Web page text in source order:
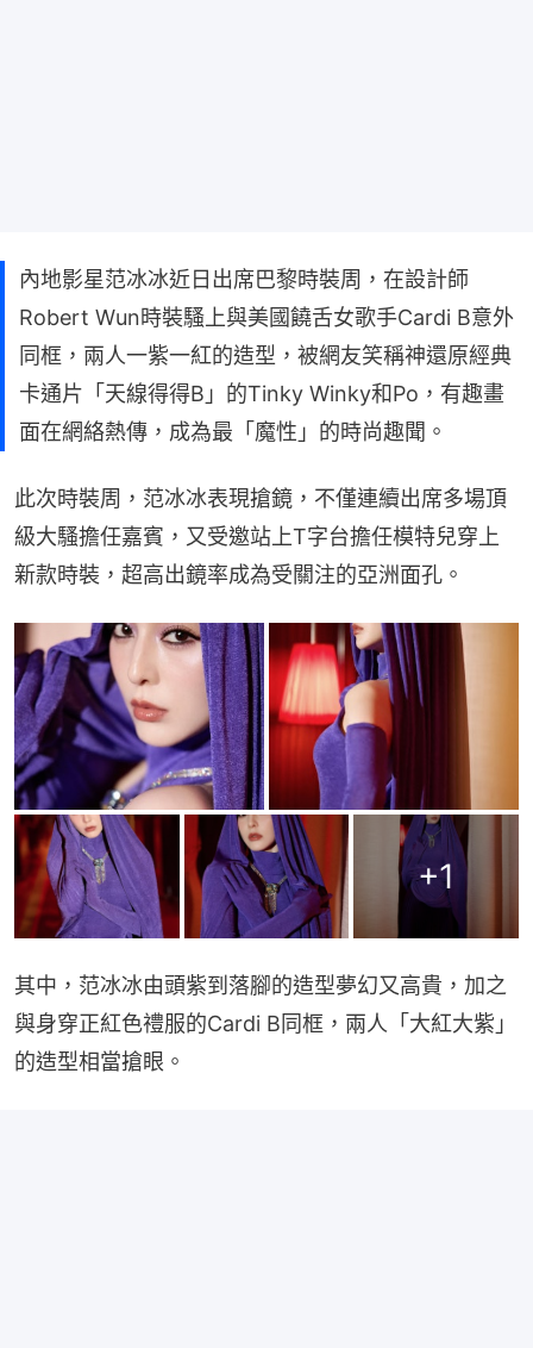
內地影星范冰冰近日出席巴黎時裝周，在設計師
Robert Wun時裝騷上與美國饒舌女歌手Cardi B意外
同框，兩人一紫一紅的造型，被網友笑稱神還原經典
卡通片「天線得得B」的Tinky Winky和Po，有趣畫
面在網絡熱傳，成為最「魔性」的時尚趣聞。
此次時裝周，范冰冰表現搶鏡，不僅連續出席多場頂
級大騷擔任嘉賓，又受邀站上T字台擔任模特兒穿上
新款時裝，超高出鏡率成為受關注的亞洲面孔。
+1
其中，范冰冰由頭紫到落腳的造型夢幻又高貴，加之
與身穿正紅色禮服的Cardi B同框，兩人「大紅大紫」
的造型相當搶眼。